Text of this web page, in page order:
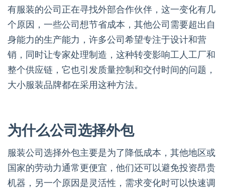
有服装的公司正在寻找外部合作伙伴，这一变化有几
个原因，一些公司想节省成本，其他公司需要超出自
身能力的生产能力，许多公司希望专注于设计和营
销，同时让专家处理制造，这种转变影响工人工厂和
整个供应链，它也引发质量控制和交付时间的问题，
大小服装品牌都在采用这种方法。
为什么公司选择外包
服装公司选择外包主要是为了降低成本，其他地区或
国家的劳动力通常更便宜，他们还可以避免投资昂贵
机器，另一个原因是灵活性，需求变化时可以快速调